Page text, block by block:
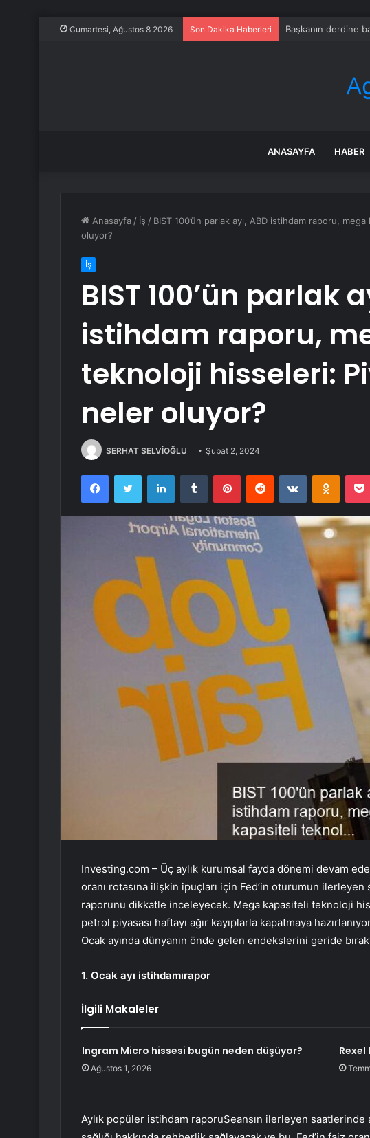
Cumartesi, Ağustos 8 2026 Son Dakika Haberleri Başkanın derdine
ANASAYFA HABER
Anasayfa / İş / BIST 100’ün parlak ayı, ABD istihdam raporu,
oluyor?
İş
BIST 100’ün parlak
istihdam raporu,
teknoloji hisseleri:
neler oluyor?
SERHAT SELVİOĞLU Şubat 2, 2024
FacebookTwitter LinkedInTumblr PinterestReddit VKontakte
Investing.com – Üç aylık kurumsal fayda dönemi devam
oranı rotasına ilişkin ipuçları için Fed’in oturumun ilerleyen
raporunu dikkatle inceleyecek. Mega kapasiteli teknoloji
petrol piyasası haftayı ağır kayıplarla kapatmaya
Ocak ayında dünyanın önde gelen endekslerini geride
1. Ocak ayı istihdamırapor
İlgili Makaleler
Ingram Micro hissesi bugün neden düşüyor?
Ağustos 1, 2026
Aylık popüler istihdam raporuSeansın ilerleyen saatlerinde